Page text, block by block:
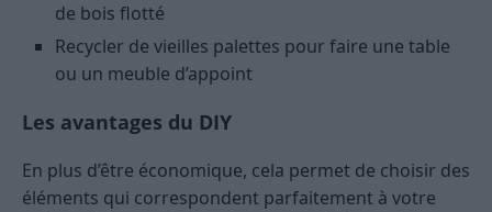
de bois flotté
Recycler de vieilles palettes pour faire une table
ou un meuble d’appoint
Les avantages du DIY
En plus d’être économique, cela permet de choisir des
éléments qui correspondent parfaitement à votre